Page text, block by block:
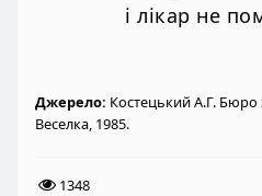
і лікар не
Джерело: Костецький А.Г. Бюро
Веселка, 1985.
1348